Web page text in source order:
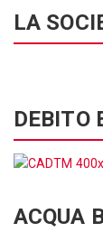
LA
DEBITO
ACQUA